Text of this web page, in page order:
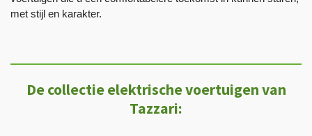
met stijl en karakter.
De collectie elektrische voertuigen van
Tazzari: